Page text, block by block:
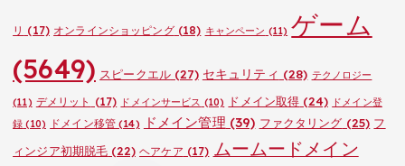
リ (17) オンラインショッピング(18) キャンペーン (11) ゲーム
(5649) スピークエル(27) セキュリティ (28) テクノロジー
(11) デメリット (17) ドメインサービス (10) ドメイン取得 (24) ドメイン登
録 (10) ドメイン移管(14) ドメイン管理 (39) ファクタリング (25) フ
ィンジア初期脱毛 (22) ヘアケア (17) ムームードメイン